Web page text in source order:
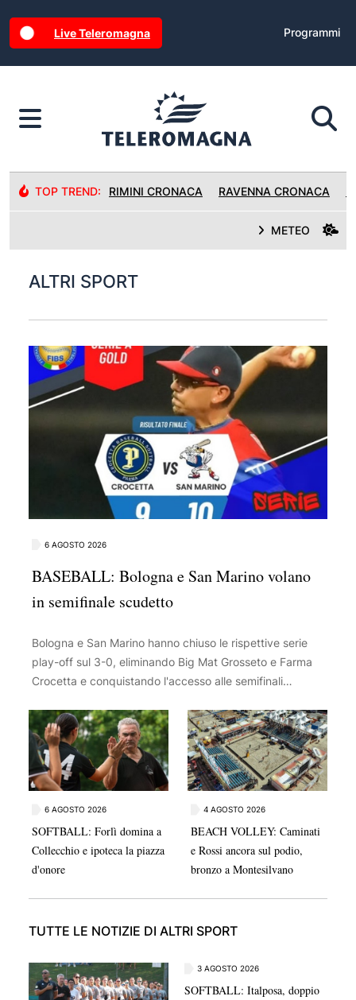
Live Teleromagna Programmi
TOP TREND: RIMINI CRONACA RAVENNA CRONACA
METEO
ALTRI SPORT
6 AGOSTO 2026
BASEBALL: Bologna e San Marino volano
in semifinale scudetto
Bologna e San Marino hanno chiuso le rispettive serie
play-off sul 3-0, eliminando Big Mat Grosseto e Farma
Crocetta e conquistando l'accesso alle semifinali
nella finale della Serie A Gold.
6 AGOSTO 2026
SOFTBALL: Forlì domina a
Collecchio e ipoteca la piazza
d'onore
4 AGOSTO 2026
BEACH VOLLEY: Caminati
e Rossi ancora sul podio,
bronzo a Montesilvano
TUTTE LE NOTIZIE DI ALTRI SPORT
3 AGOSTO 2026
SOFTBALL: Italposa, doppio